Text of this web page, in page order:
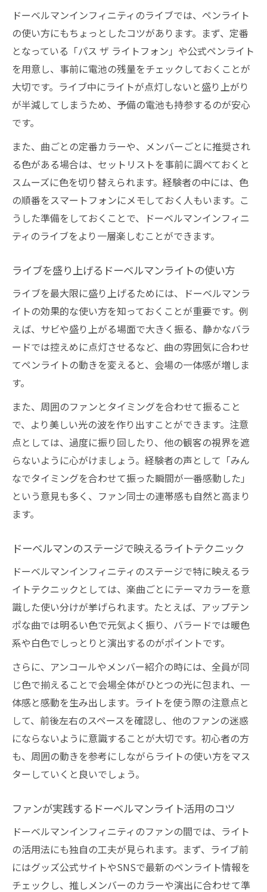
ドーベルマンインフィニティのライブでは、ペンライト
の使い方にもちょっとしたコツがあります。まず、定番
となっている「パス ザ ライトフォン」や公式ペンライト
を用意し、事前に電池の残量をチェックしておくことが
大切です。ライブ中にライトが点灯しないと盛り上がり
が半減してしまうため、予備の電池も持参するのが安心
です。
また、曲ごとの定番カラーや、メンバーごとに推奨され
る色がある場合は、セットリストを事前に調べておくと
スムーズに色を切り替えられます。経験者の中には、色
の順番をスマートフォンにメモしておく人もいます。こ
うした準備をしておくことで、ドーベルマンインフィニ
ティのライブをより一層楽しむことができます。
ライブを盛り上げるドーベルマンライトの使い方
ライブを最大限に盛り上げるためには、ドーベルマンラ
イトの効果的な使い方を知っておくことが重要です。例
えば、サビや盛り上がる場面で大きく振る、静かなバラ
ードでは控えめに点灯させるなど、曲の雰囲気に合わせ
てペンライトの動きを変えると、会場の一体感が増しま
す。
また、周囲のファンとタイミングを合わせて振ること
で、より美しい光の波を作り出すことができます。注意
点としては、過度に振り回したり、他の観客の視界を遮
らないように心がけましょう。経験者の声として「みん
なでタイミングを合わせて振った瞬間が一番感動した」
という意見も多く、ファン同士の連帯感も自然と高まり
ます。
ドーベルマンのステージで映えるライトテクニック
ドーベルマンインフィニティのステージで特に映えるラ
イトテクニックとしては、楽曲ごとにテーマカラーを意
識した使い分けが挙げられます。たとえば、アップテン
ポな曲では明るい色で元気よく振り、バラードでは暖色
系や白色でしっとりと演出するのがポイントです。
さらに、アンコールやメンバー紹介の時には、全員が同
じ色で揃えることで会場全体がひとつの光に包まれ、一
体感と感動を生み出します。ライトを使う際の注意点と
して、前後左右のスペースを確認し、他のファンの迷惑
にならないように意識することが大切です。初心者の方
も、周囲の動きを参考にしながらライトの使い方をマス
ターしていくと良いでしょう。
ファンが実践するドーベルマンライト活用のコツ
ドーベルマンインフィニティのファンの間では、ライト
の活用法にも独自の工夫が見られます。まず、ライブ前
にはグッズ公式サイトやSNSで最新のペンライト情報を
チェックし、推しメンバーのカラーや演出に合わせて準